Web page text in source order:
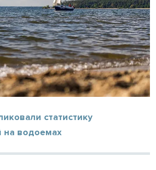
статистику
на водоемах